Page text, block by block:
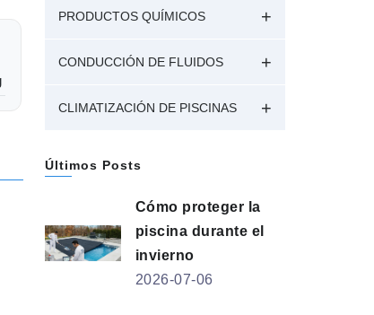
PRODUCTOS QUÍMICOS
CONDUCCIÓN DE FLUIDOS
CLIMATIZACIÓN DE PISCINAS
Últimos Posts
Cómo proteger la
piscina durante el
invierno
2026-07-06